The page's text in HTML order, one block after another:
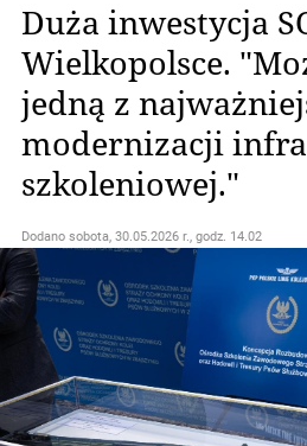
Duża inwestycja
Wielkopolsce.
jedną z
modernizacji
szkoleniowej."
Dodano sobota, 30.05.2026 r., godz. 14.02